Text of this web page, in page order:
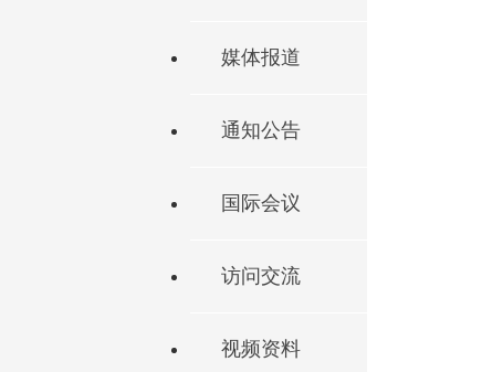
媒体报道
通知公告
国际会议
访问交流
视频资料